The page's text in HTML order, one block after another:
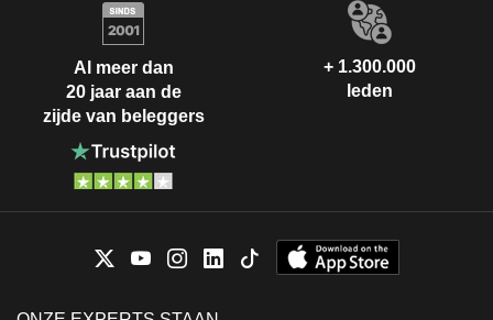
Al meer dan
20 jaar aan de
zijde van beleggers
+ 1.300.000
leden